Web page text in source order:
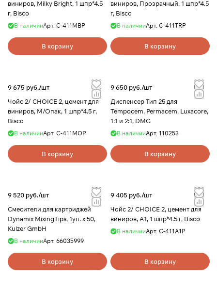
виниров, Milky Bright, 1 шпр*4.5
г, Bisco
В наличииАрт. С-411МВР
В корзину
виниров, Прозрачный, 1 шпр*4.5
г, Bisco
В наличииАрт. С-411TRP
В корзину
9 675 руб./шт
Чойс 2/ CHOICE 2, цемент для
виниров, М/Опак, 1 шпр*4.5 г,
Bisco
В наличииАрт. С-411МОР
В корзину
9 650 руб./шт
Диспенсер Тип 25 для
Tempocem, Permacem, Luxacore,
1:1 и 2:1, DMG
В наличииАрт. 110253
В корзину
9 520 руб./шт
Смесители для картриджей
Dynamix MixingTips, 1уп. x 50,
Kulzer GmbH
В наличииАрт. 66035999
В корзину
9 405 руб./шт
Чойс 2/ CHOICE 2, цемент для
виниров, А1, 1 шпр*4.5 г, Bisco
В наличииАрт. С-411А1Р
В корзину